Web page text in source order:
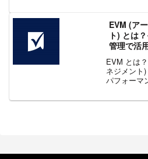
行政機関で
人々や企
EVM (ア
ト) とは
管理で活
EVM とは
ネジメント
パフォーマ
ト管理手法